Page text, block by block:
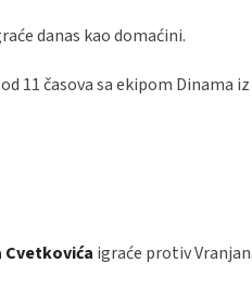
danas kao domaćini.
11 časova sa ekipom Dinama
Cvetkovića igraće protiv